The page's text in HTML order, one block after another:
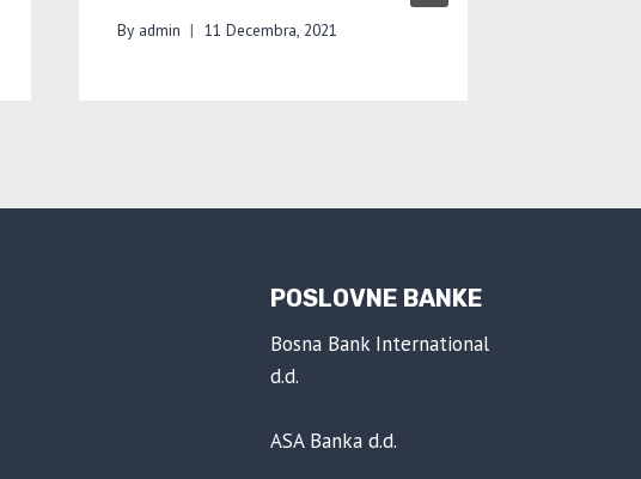
By admin 11 Decembra, 2021
POSLOVNE BANKE
Bosna Bank International
d.d.
ASA Banka d.d.